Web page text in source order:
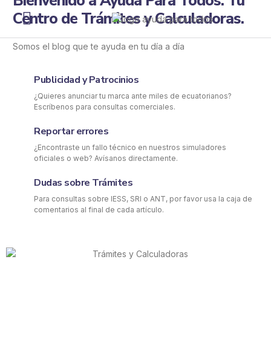
Centro de Trámites y Calculadoras.
Somos el blog que te ayuda en tu día a día
Publicidad y Patrocinios
¿Quieres anunciar tu marca ante miles de ecuatorianos?
Escríbenos para consultas comerciales.
Reportar errores
¿Encontraste un fallo técnico en nuestros simuladores
oficiales o web? Avísanos directamente.​
Dudas sobre Trámites​
Para consultas sobre IESS, SRI o ANT, por favor usa la caja de
comentarios al final de cada artículo.